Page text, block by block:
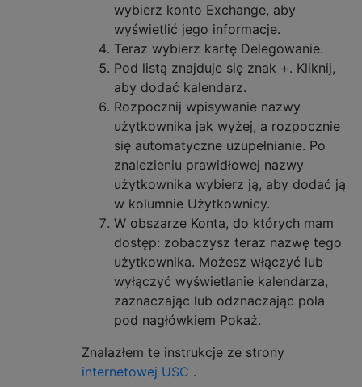
wybierz konto Exchange, aby
wyświetlić jego informacje.
Teraz wybierz kartę Delegowanie.
Pod listą znajduje się znak +. Kliknij,
aby dodać kalendarz.
Rozpocznij wpisywanie nazwy
użytkownika jak wyżej, a rozpocznie
się automatyczne uzupełnianie. Po
znalezieniu prawidłowej nazwy
użytkownika wybierz ją, aby dodać ją
w kolumnie Użytkownicy.
W obszarze Konta, do których mam
dostęp: zobaczysz teraz nazwę tego
użytkownika. Możesz włączyć lub
wyłączyć wyświetlanie kalendarza,
zaznaczając lub odznaczając pola
pod nagłówkiem Pokaż.
Znalazłem te instrukcje ze strony
internetowej USC .